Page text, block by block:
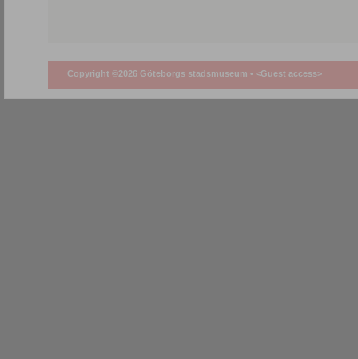
Copyright ©2026 Göteborgs stadsmuseum • <Guest access>